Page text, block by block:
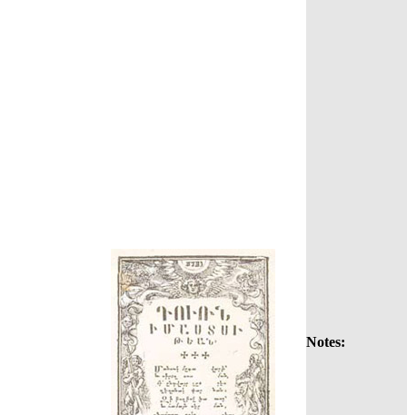
Notes: